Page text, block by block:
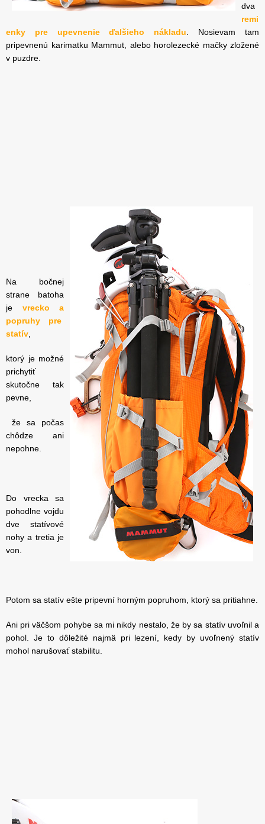
dva
remi
enky pre upevnenie ďalšieho nákladu . Nosievam tam
pripevnenú karimatku Mammut, alebo horolezecké mačky zložené
v puzdre.
Na bočnej
strane batoha
je vrecko a
popruhy pre
statív
ktorý je možné
prichytiť
skutočne tak
pevne,
že sa počas
chôdze ani
nepohne.
Do vrecka sa
pohodlne vojdu
dve statívové
nohy a tretia je
von.
Potom sa statív ešte pripevní horným popruhom, ktorý sa pritiahne.
Ani pri väčšom pohybe sa mi nikdy nestalo, že by sa statív uvoľnil a
pohol. Je to dôležité najmä pri lezení, kedy by uvoľnený statív
mohol narušovať stabilitu.